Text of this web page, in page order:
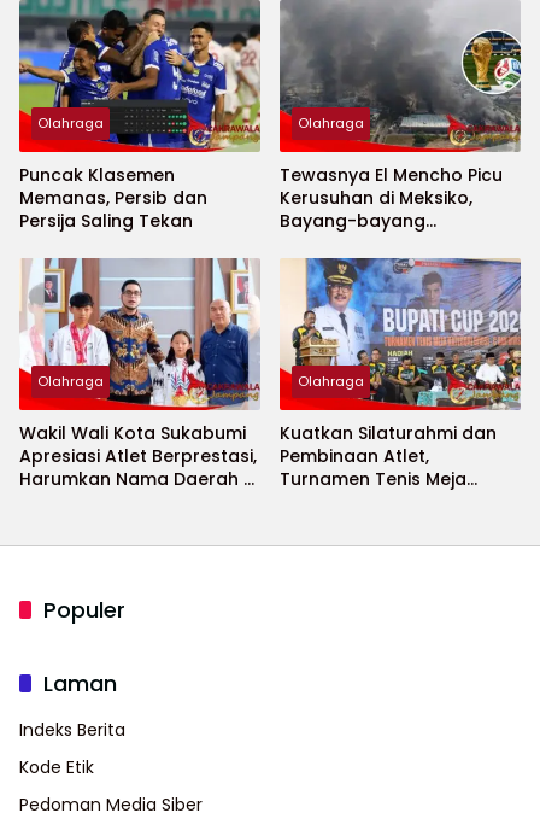
Olahraga
Puncak Klasemen
Memanas, Persib dan
Persija Saling Tekan
Olahraga
Tewasnya El Mencho Picu
Kerusuhan di Meksiko,
Bayang-bayang
2026 Menguat
Olahraga
Wakil Wali Kota Sukabumi
Apresiasi Atlet Berprestasi,
Harumkan Nama Daerah di
Olahraga
Kuatkan Silaturahmi dan
Pembinaan Atlet,
Turnamen Tenis Meja
Populer
Laman
Indeks Berita
Kode Etik
Pedoman Media Siber